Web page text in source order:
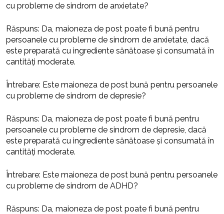
cu probleme de sindrom de anxietate?
Răspuns: Da, maioneza de post poate fi bună pentru
persoanele cu probleme de sindrom de anxietate, dacă
este preparată cu ingrediente sănătoase și consumată în
cantități moderate.
Întrebare: Este maioneza de post bună pentru persoanele
cu probleme de sindrom de depresie?
Răspuns: Da, maioneza de post poate fi bună pentru
persoanele cu probleme de sindrom de depresie, dacă
este preparată cu ingrediente sănătoase și consumată în
cantități moderate.
Întrebare: Este maioneza de post bună pentru persoanele
cu probleme de sindrom de ADHD?
Răspuns: Da, maioneza de post poate fi bună pentru